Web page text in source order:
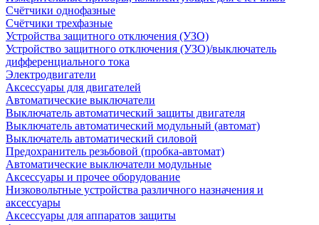
Счётчики однофазные
Счётчики трехфазные
Устройства защитного отключения (УЗО)
Устройство защитного отключения (УЗО)/выключатель
дифференциального тока
Электродвигатели
Аксессуары для двигателей
Автоматические выключатели
Выключатель автоматический защиты двигателя
Выключатель автоматический модульный (автомат)
Выключатель автоматический силовой
Предохранитель резьбовой (пробка-автомат)
Автоматические выключатели модульные
Аксессуары и прочее оборудование
Низковольтные устройства различного назначения и
аксессуары
Аксессуары для аппаратов защиты